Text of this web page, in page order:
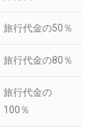
旅行代金の50％
旅行代金の80％
旅行代金の
100％